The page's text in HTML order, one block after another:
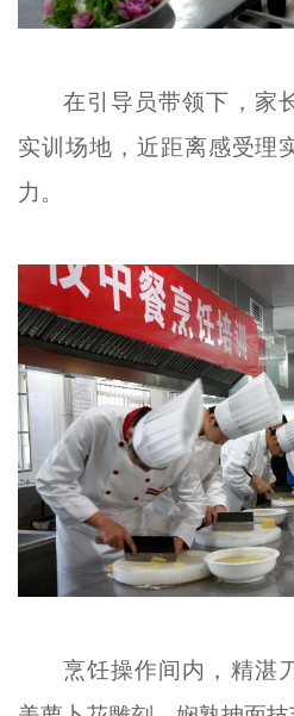
在引导员带领下，家
实训场地，近距离感受理
力。
烹饪操作间内，精湛